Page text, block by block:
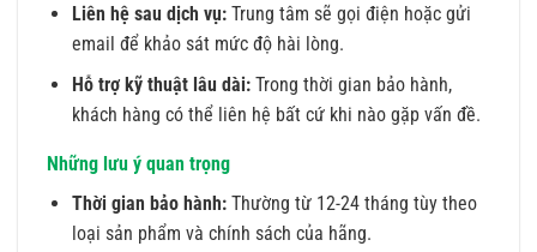
Liên hệ sau dịch vụ:Trung tâm sẽ gọi điện hoặc gửi
email để khảo sát mức độ hài lòng.
Hỗ trợ kỹ thuật lâu dài:Trong thời gian bảo hành,
khách hàng có thể liên hệ bất cứ khi nào gặp vấn đề.
Những lưu ý quan trọng
Thời gian bảo hành:Thường từ 12-24 tháng tùy theo
loại sản phẩm và chính sách của hãng.